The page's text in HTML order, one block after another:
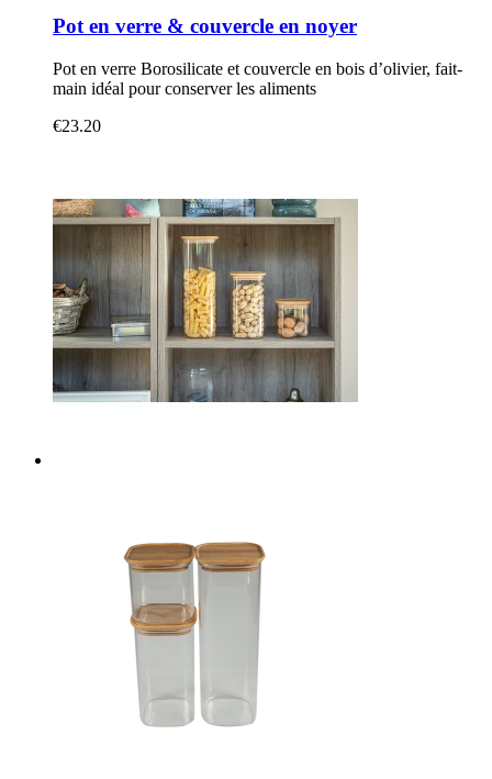
Pot en verre & couvercle en noyer
Pot en verre Borosilicate et couvercle en bois d’olivier, fait-
main idéal pour conserver les aliments
€23.20